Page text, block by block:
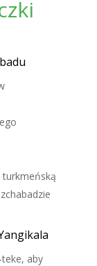
turkmeńską
aby